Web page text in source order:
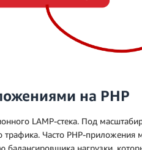
на PHP
LAMP-стека. Под
Часто PHP-